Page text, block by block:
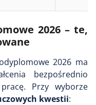
2026 – te,
2026 ma
bezpośrednio
Przy wyborze
kwestii: